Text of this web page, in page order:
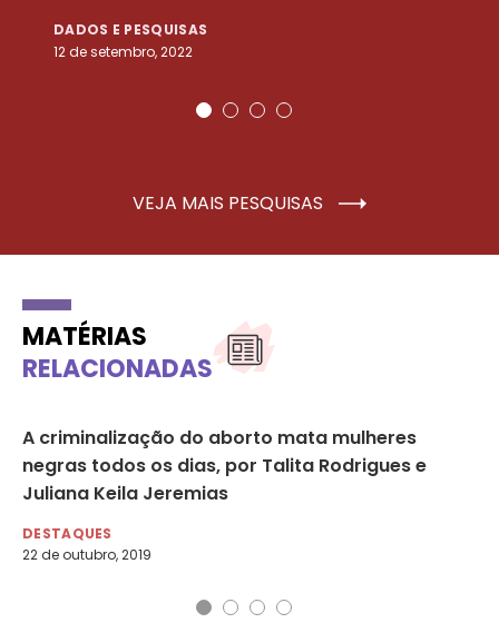
DADOS E PESQUISAS
12 de setembro, 2022
VEJA MAIS PESQUISAS
MATÉRIAS
RELACIONADAS
A criminalização do aborto mata mulheres
negras todos os dias, por Talita Rodrigues e
Juliana Keila Jeremias
DESTAQUES
22 de outubro, 2019